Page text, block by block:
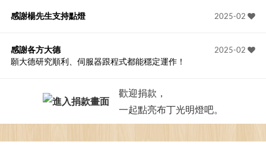
2025-02
感謝楊先生支持點燈
2025-02
感謝各方大德
願大德研究順利、伺服器跟程式都能穩定運作！
歡迎捐款，
一起點亮布丁光明燈吧。